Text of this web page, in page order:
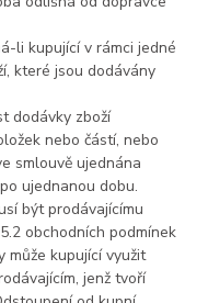
li kupující v rámci jedné
které jsou dodávány
dodávky zboží
nebo částí, nebo
smlouvě ujednána
ujednanou dobu.
být prodávajícímu
obchodních podmínek
může kupující využit
jenž tvoří